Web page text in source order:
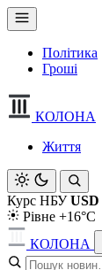
Політика
Гроші
КОЛОНА
Життя
Курс НБУ USD
Рівне +16°C
КОЛОНА